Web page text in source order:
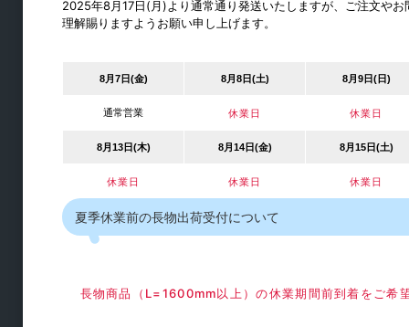
ステー・ヒンジ
取手・つまみ
引戸用レール
2025年8月17日(月)より通常通り発送いたしますが、ご注文や
理解賜りますようお願い申し上げます。
8月7日(金) 8月8日(土) 8月9日(日)
通常営業 休業日 休業日
8月13日(木) 8月14日(金) 8月15日(土)
休業日 休業日 休業日
夏季休業前の長物出荷受付について
長物商品（L=1600mm以上）の休業期間前到着をご希